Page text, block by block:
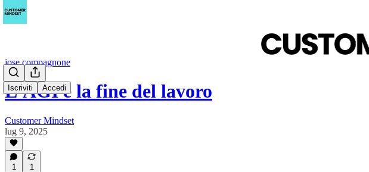
Iscriviti Accedi
jose compagnone
L'AGI e la fine del lavoro
Customer Mindset
lug 9, 2025
1 1